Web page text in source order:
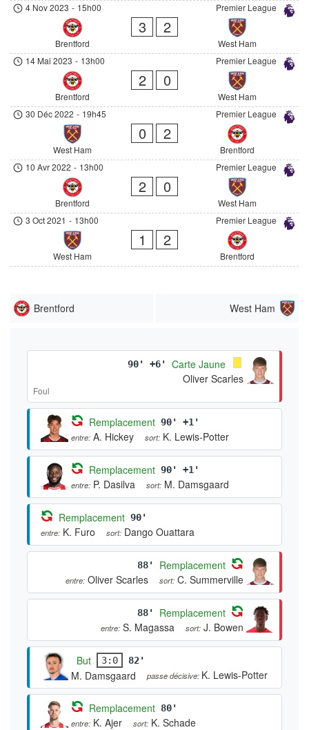
Premier League
4 Nov 2023 - 15h00
Brentford
3 2
West Ham
Premier League
14 Mai 2023 - 13h00
Brentford
2 0
West Ham
Premier League
30 Déc 2022 - 19h45
West Ham
0 2
Brentford
Premier League
10 Avr 2022 - 13h00
Brentford
2 0
West Ham
Premier League
3 Oct 2021 - 13h00
West Ham
1 2
Brentford
Brentford West Ham
90' +6'
Carte Jaune
Oliver Scarles
Foul
Remplacement 90' +1'
entre: A. Hickey sort: K. Lewis-Potter
Remplacement 90' +1'
entre: P. Dasilva sort: M. Damsgaard
Remplacement 90'
entre: K. Furo sort: Dango Ouattara
88' Remplacement
entre: Oliver Scarles sort: C. Summerville
88' Remplacement
entre: S. Magassa sort: J. Bowen
But 3:0 82'
M. Damsgaard passe décisive: K. Lewis-Potter
Remplacement 80'
entre: K. Ajer sort: K. Schade